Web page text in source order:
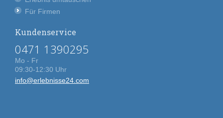
Für Firmen
Kundenservice
0471 1390295
Mo - Fr
09:30-12:30 Uhr
info@erlebnisse24.com